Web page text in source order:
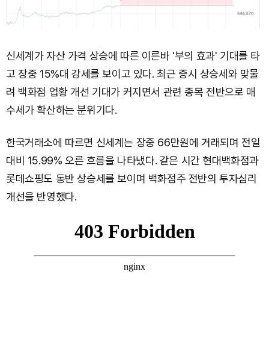
신세계가 자산 가격 상승에 따른 이른바 '부의 효과' 기대를 타
고 장중 15%대 강세를 보이고 있다. 최근 증시 상승세와 맞물
려 백화점 업황 개선 기대가 커지면서 관련 종목 전반으로 매
수세가 확산하는 분위기다.
한국거래소에 따르면 신세계는 장중 66만원에 거래되며 전일
대비 15.99% 오른 흐름을 나타냈다. 같은 시간 현대백화점과
롯데쇼핑도 동반 상승세를 보이며 백화점주 전반의 투자심리
개선을 반영했다.